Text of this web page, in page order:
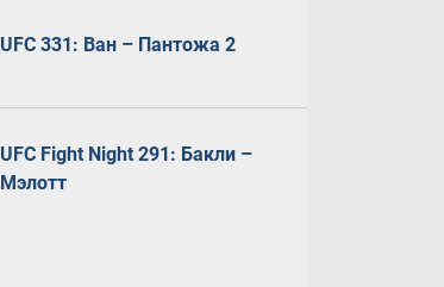
UFC 331: Ван – Пантожа 2
UFC Fight Night 291: Бакли –
Мэлотт